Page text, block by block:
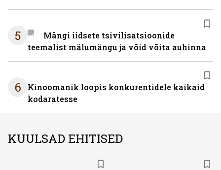
5
Mängi iidsete tsivilisatsioonide
teemalist mälumängu ja võid võita auhinna
6
Kinoomanik loopis konkurentidele kaikaid
kodaratesse
KUULSAD EHITISED